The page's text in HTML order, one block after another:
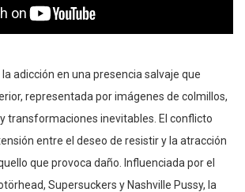
adicción en una presencia salvaje que
representada por imágenes de colmillos,
transformaciones inevitables. El conflicto
entre el deseo de resistir y la atracción
que provoca daño. Influenciada por el
Supersuckers y Nashville Pussy, la